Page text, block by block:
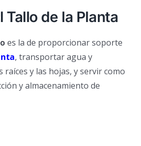
Tallo de la Planta
es la de proporcionar soporte
, transportar agua y
y las hojas, y servir como
y almacenamiento de